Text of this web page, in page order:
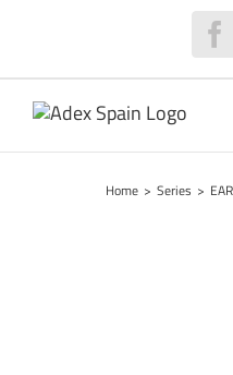
Home > Series >